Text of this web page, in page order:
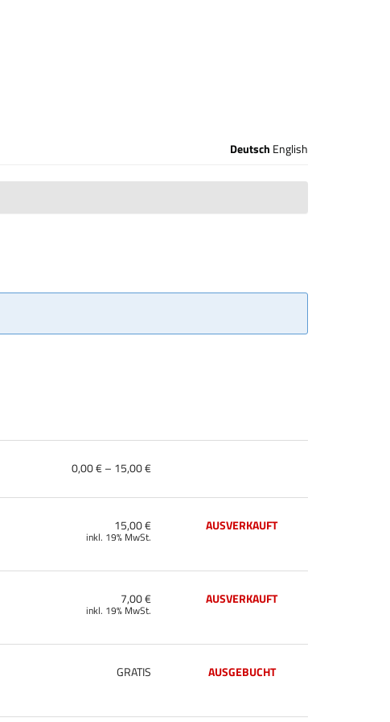
Deutsch English
von
bis
0,00 € – 15,00 €
15,00 €
inkl. 19% MwSt.
AUSVERKAUFT
7,00 €
inkl. 19% MwSt.
AUSVERKAUFT
GRATIS AUSGEBUCHT